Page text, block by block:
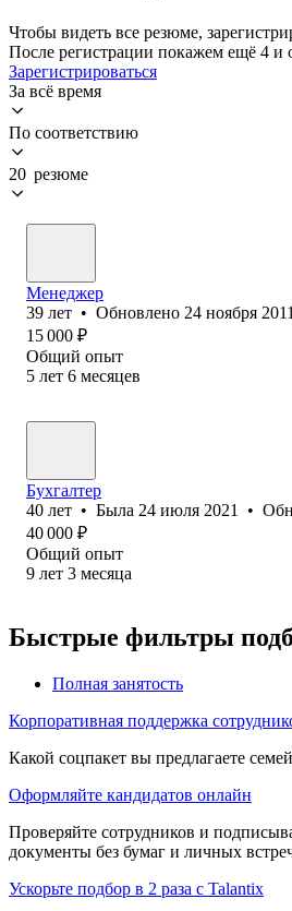
Чтобы видеть все резюме,
После регистрации покажем ещё 4 и
Зарегистрироваться
За всё время
По соответствию
20 резюме
Менеджер
39 лет • Обновлено 24 ноября 2011
15 000 ₽
Общий опыт
5 лет 6 месяцев
Бухгалтер
40 лет • Была 24 июля 2021 •
40 000 ₽
Общий опыт
9 лет 3 месяца
Быстрые фильтры
Полная занятость
Корпоративная поддержка
Какой соцпакет вы предлагаете
Оформляйте кандидатов онлайн
Проверяйте сотрудников и
документы без бумаг и личных
Ускорьте подбор в 2 раза с Talantix